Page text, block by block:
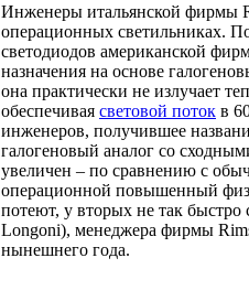
Инженеры итальянской фирмы
операционных светильниках.
светодиодов американской
назначения на основе
она практически не излучает
обеспечивая световой поток в
инженеров, получившее
галогеновый аналог со
увеличен – по сравнению с
операционной повышенный
потеют, у вторых не так
Longoni), менеджера фирмы
нынешнего года.